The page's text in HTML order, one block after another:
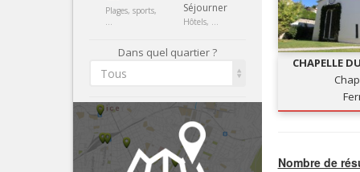
Plages, sports,
...
Séjourner
Hôtels, ...
Dans quel quartier ?
Tous
CHAPELLE
Nombre de